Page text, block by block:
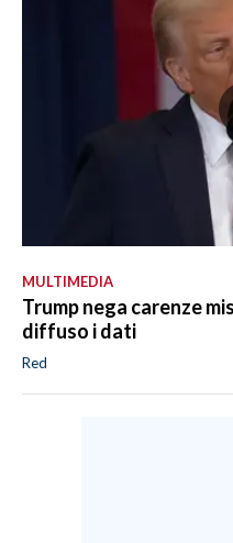
MULTIMEDIA
Trump nega carenze
diffuso i dati
Red